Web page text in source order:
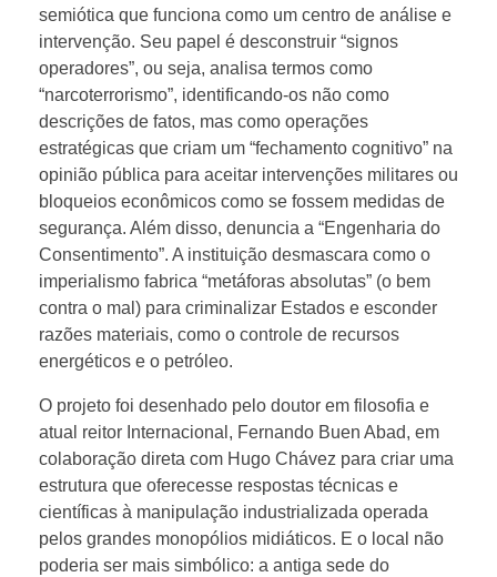
semiótica que funciona como um centro de análise e
intervenção. Seu papel é desconstruir “signos
operadores”, ou seja, analisa termos como
“narcoterrorismo”, identificando-os não como
descrições de fatos, mas como operações
estratégicas que criam um “fechamento cognitivo” na
opinião pública para aceitar intervenções militares ou
bloqueios econômicos como se fossem medidas de
segurança. Além disso, denuncia a “Engenharia do
Consentimento”. A instituição desmascara como o
imperialismo fabrica “metáforas absolutas” (o bem
contra o mal) para criminalizar Estados e esconder
razões materiais, como o controle de recursos
energéticos e o petróleo.
O projeto foi desenhado pelo doutor em filosofia e
atual reitor Internacional, Fernando Buen Abad, em
colaboração direta com Hugo Chávez para criar uma
estrutura que oferecesse respostas técnicas e
científicas à manipulação industrializada operada
pelos grandes monopólios midiáticos. E o local não
poderia ser mais simbólico: a antiga sede do